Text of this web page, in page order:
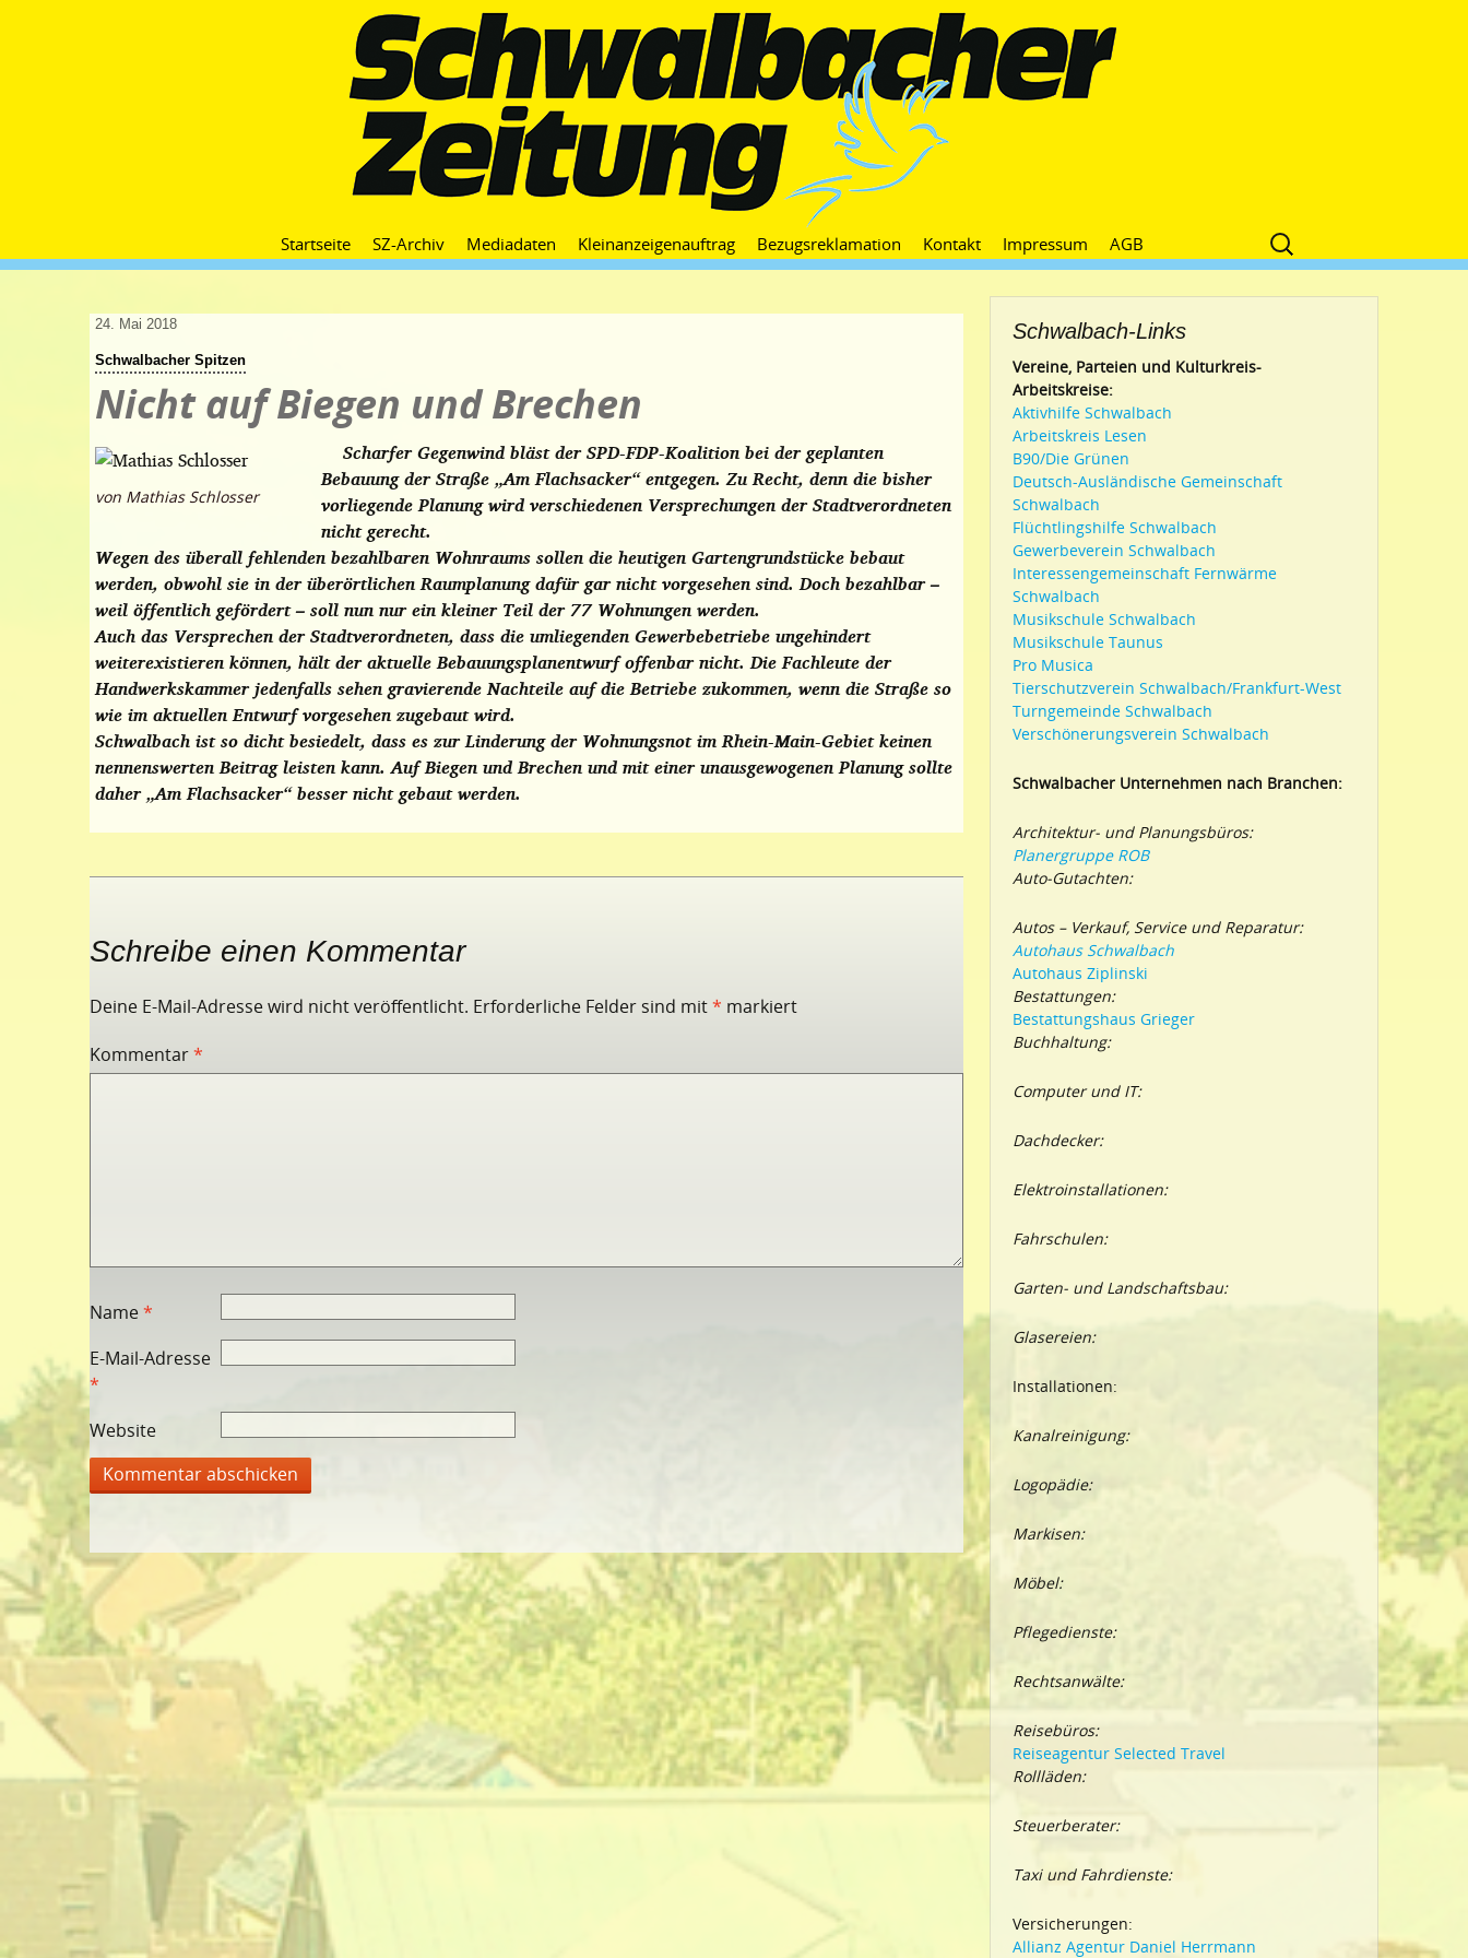
Zum
Inhalt
Startseite SZ-Archiv Mediadaten Kleinanzeigenauftrag Bezugsreklamation Kontakt Impressum AGB
Suche
nach:
24. Mai 2018
Schwalbacher Spitzen
Nicht auf Biegen und Brechen
von Mathias Schlosser
Scharfer Gegenwind bläst der SPD-FDP-Koalition bei der geplanten
Bebauung der Straße „Am Flachsacker“ entgegen. Zu Recht, denn die bisher
vorliegende Planung wird verschiedenen Versprechungen der Stadtverordneten
nicht gerecht.
Wegen des überall fehlenden bezahlbaren Wohnraums sollen die heutigen Gartengrundstücke bebaut
werden, obwohlsie in der überörtlichen Raumplanung dafür gar nicht vorgesehen sind. Doch bezahlbar –
weil öffentlich gefördert – soll nun nur ein kleiner Teil der 77 Wohnungen werden.
Auch das Versprechen der Stadtverordneten, dass die umliegenden Gewerbebetriebe ungehindert
weiterexistieren können, hält der aktuelle Bebauungsplanentwurf offenbar nicht. Die Fachleute der
Handwerkskammer jedenfalls sehen gravierende Nachteile auf die Betriebe zukommen, wenn die Straße so
wie im aktuellen Entwurf vorgesehen zugebaut wird.
Schwalbach ist so dicht besiedelt, dass es zur Linderung der Wohnungsnot im Rhein-Main-Gebiet keinen
nennenswerten Beitrag leisten kann. Auf Biegen und Brechen und mit einer unausgewogenen Planung sollte
daher „Am Flachsacker“ besser nicht gebaut werden.
Schreibe einen Kommentar
Deine E-Mail-Adresse wird nicht veröffentlicht. Erforderliche Felder sind mit* markiert
Kommentar*
Name*
E-Mail-Adresse
*
Website
Schwalbach-Links
Vereine, Parteien und Kulturkreis-
Arbeitskreise:
Aktivhilfe Schwalbach
Arbeitskreis Lesen
B90/Die Grünen
Deutsch-Ausländische Gemeinschaft
Schwalbach
Flüchtlingshilfe Schwalbach
Gewerbeverein Schwalbach
Interessengemeinschaft Fernwärme
Schwalbach
Musikschule Schwalbach
Musikschule Taunus
Pro Musica
Tierschutzverein Schwalbach/Frankfurt-West
Turngemeinde Schwalbach
Verschönerungsverein Schwalbach
Schwalbacher Unternehmen nach Branchen:
Architektur- und Planungsbüros:
Planergruppe ROB
Auto-Gutachten:
Autos – Verkauf, Service und Reparatur:
Autohaus Schwalbach
Autohaus Ziplinski
Bestattungen:
Bestattungshaus Grieger
Buchhaltung:
Computer und IT:
Dachdecker:
Elektroinstallationen:
Fahrschulen:
Garten- und Landschaftsbau:
Glasereien:
Installationen:
Kanalreinigung:
Logopädie:
Markisen:
Möbel:
Pflegedienste:
Rechtsanwälte:
Reisebüros:
Reiseagentur Selected Travel
Rollläden:
Steuerberater:
Taxi und Fahrdienste:
Versicherungen:
Allianz Agentur Daniel Herrmann